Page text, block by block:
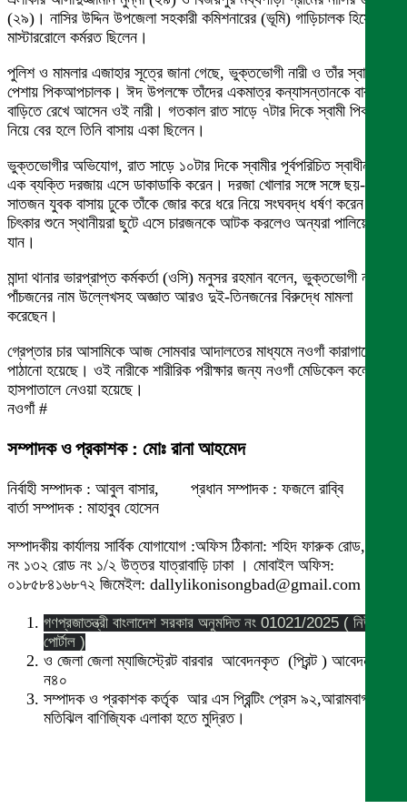
(২৯)। নাসির উদ্দিন উপজেলা সহকারী কমিশনারের (ভূমি) গাড়িচালক হিসেবে
মাস্টাররোলে কর্মরত ছিলেন।
পুলিশ ও মামলার এজাহার সূত্রে জানা গেছে, ভুক্তভোগী নারী ও তাঁর স্বামী
পেশায় পিকআপচালক। ঈদ উপলক্ষে তাঁদের একমাত্র কন্যাসন্তানকে বাবার
বাড়িতে রেখে আসেন ওই নারী। গতকাল রাত সাড়ে ৭টার দিকে স্বামী পিকআপ
নিয়ে বের হলে তিনি বাসায় একা ছিলেন।
ভুক্তভোগীর অভিযোগ, রাত সাড়ে ১০টার দিকে স্বামীর পূর্বপরিচিত স্বাধীন নামে
এক ব্যক্তি দরজায় এসে ডাকাডাকি করেন। দরজা খোলার সঙ্গে সঙ্গে ছয়-
সাতজন যুবক বাসায় ঢুকে তাঁকে জোর করে ধরে নিয়ে সংঘবদ্ধ ধর্ষণ করেন। তাঁর
চিৎকার শুনে স্থানীয়রা ছুটে এসে চারজনকে আটক করলেও অন্যরা পালিয়ে
যান।
মান্দা থানার ভারপ্রাপ্ত কর্মকর্তা (ওসি) মনুসর রহমান বলেন, ভুক্তভোগী নারী
পাঁচজনের নাম উল্লেখসহ অজ্ঞাত আরও দুই-তিনজনের বিরুদ্ধে মামলা
করেছেন।
গ্রেপ্তার চার আসামিকে আজ সোমবার আদালতের মাধ্যমে নওগাঁ কারাগারে
পাঠানো হয়েছে। ওই নারীকে শারীরিক পরীক্ষার জন্য নওগাঁ মেডিকেল কলেজ
হাসপাতালে নেওয়া হয়েছে।
নওগাঁ #
সম্পাদক ও প্রকাশক : মোঃ রানা আহমেদ
নির্বাহী সম্পাদক : আবুল বাসার, প্রধান সম্পাদক : ফজলে রাব্বি
বার্তা সম্পাদক : মাহাবুব হোসেন
সম্পাদকীয় কার্যালয় সার্বিক যোগাযোগ :অফিস ঠিকানা: শহিদ ফারুক রোড,বাসা
নং ১৩২ রোড নং ১/২ উত্তর যাত্রাবাড়ি ঢাকা । মোবাইল অফিস:
০১৮৫৮৪১৬৮৭২ জিমেইল: dallylikonisongbad@gmail.com
গণপ্রজাতন্ত্রী বাংলাদেশ সরকার অনুমদিত নং 01021/2025 ( নিউজ
পোর্টাল )
ও জেলা জেলা ম্যাজিস্ট্রেট বারবার আবেদনকৃত (প্রিন্ট ) আবেদন নং
ন৪০
সম্পাদক ও প্রকাশক কর্তৃক আর এস প্রিন্টিং প্রেস ৯২,আরামবাগ
মতিঝিল বাণিজ্যিক এলাকা হতে মুদ্রিত।